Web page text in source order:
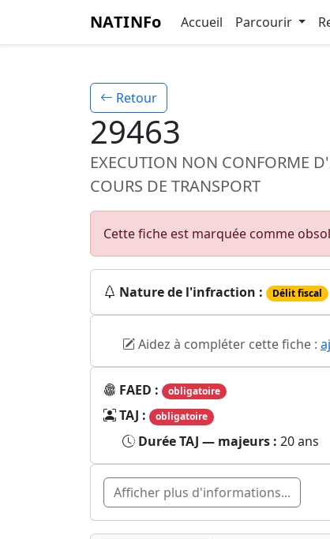
NATINFo Accueil Parcourir
Retour
29463
EXECUTION NON CONFORME
COURS DE TRANSPORT
Cette fiche est marquée comme
Nature de l'infraction : Délit fiscal
Aidez à compléter cette fiche :
FAED : obligatoire
TAJ : obligatoire
Durée TAJ — majeurs : 20 ans
Afficher plus d'informations...